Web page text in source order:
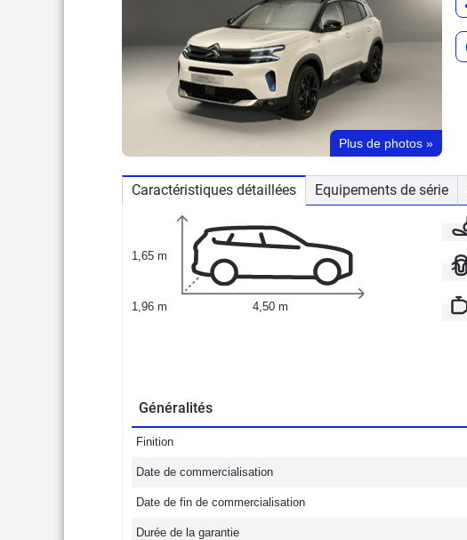
Plus de photos »
Caractéristiques détaillées Equipements de série
1,65 m
1,96 m 4,50 m
Généralités
Finition
Date de commercialisation
Date de fin de commercialisation
Durée de la garantie